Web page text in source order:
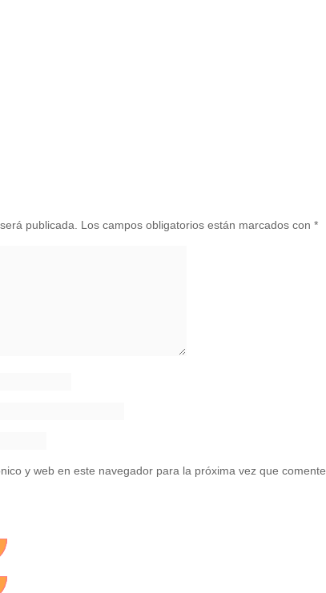
publicada. Los campos obligatorios están marcados con*
y web en este navegador para la próxima vez que comente.